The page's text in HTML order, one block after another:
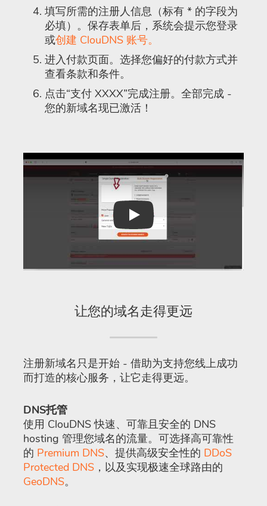
填写所需的注册人信息（标有 * 的字段为
必填）。保存表单后，系统会提示您登录
或创建 ClouDNS 账号。
进入付款页面。选择您偏好的付款方式并
查看条款和条件。
点击“支付 XXXX”完成注册。全部完成 -
您的新域名现已激活！
Play
让您的域名走得更远
注册新域名只是开始 - 借助为支持您线上成功
而打造的核心服务，让它走得更远。
DNS托管
使用 ClouDNS 快速、可靠且安全的 DNS
hosting 管理您域名的流量。可选择高可靠性
的 Premium DNS、提供高级安全性的 DDoS
Protected DNS ，以及实现极速全球路由的
GeoDNS。